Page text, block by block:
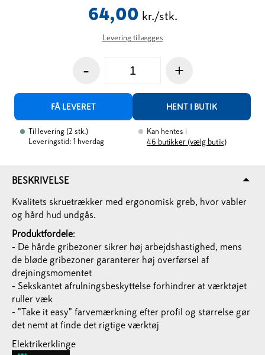
64,00 kr./stk.
Levering tillægges
- +
FÅ LEVERET HENT I BUTIK
Til levering (2 stk.)
Leveringstid: 1 hverdag
Kan hentes i
46 butikker (vælg butik)
BESKRIVELSE
Kvalitets skruetrækker med ergonomisk greb, hvor vabler
og hård hud undgås.
Produktfordele:
- De hårde gribezoner sikrer høj arbejdshastighed, mens
de bløde gribezoner garanterer høj overførsel af
drejningsmomentet
- Sekskantet afrulningsbeskyttelse forhindrer at værktøjet
ruller væk
- "Take it easy" farvemærkning efter profil og størrelse gør
det nemt at finde det rigtige værktøj
Elektrikerklinge